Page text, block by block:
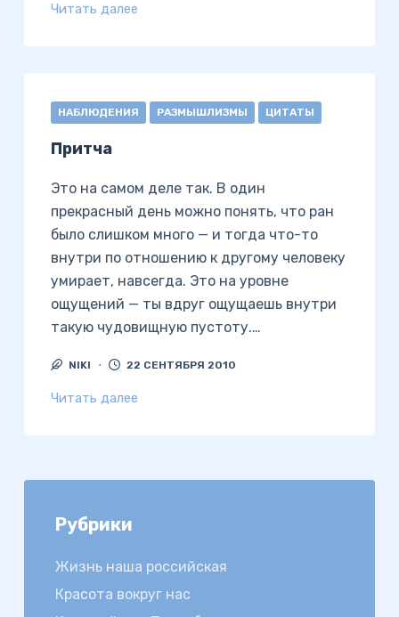
Читать далее
НАБЛЮДЕНИЯ РАЗМЫШЛИЗМЫ ЦИТАТЫ
Притча
Это на самом деле так. В один
прекрасный день можно понять, что ран
было слишком много — и тогда что-то
внутри по отношению к другому человеку
умирает, навсегда. Это на уровне
ощущений — ты вдруг ощущаешь внутри
такую чудовищную пустоту.…
NIKI 22 СЕНТЯБРЯ 2010
Читать далее
Рубрики
Жизнь наша российская
Красота вокруг нас